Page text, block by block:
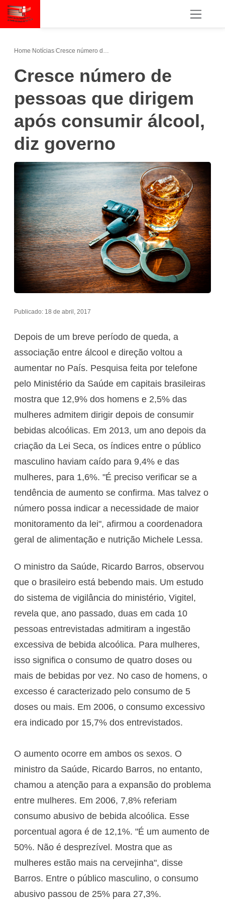
Home/Notícias/
Cresce número de
pessoas que dirigem
após consumir álcool,
diz governo
Publicado: 18 de abril, 2017
Depois de um breve período de queda, a
associação entre álcool e direção voltou a
aumentar no País. Pesquisa feita por telefone
pelo Ministério da Saúde em capitais brasileiras
mostra que 12,9% dos homens e 2,5% das
mulheres admitem dirigir depois de consumir
bebidas alcoólicas. Em 2013, um ano depois da
criação da Lei Seca, os índices entre o público
masculino haviam caído para 9,4% e das
mulheres, para 1,6%. "É preciso verificar se a
tendência de aumento se confirma. Mas talvez o
número possa indicar a necessidade de maior
monitoramento da lei", afirmou a coordenadora
geral de alimentação e nutrição Michele Lessa.
O ministro da Saúde, Ricardo Barros, observou
que o brasileiro está bebendo mais. Um estudo
do sistema de vigilância do ministério, Vigitel,
revela que, ano passado, duas em cada 10
pessoas entrevistadas admitiram a ingestão
excessiva de bebida alcoólica. Para mulheres,
isso significa o consumo de quatro doses ou
mais de bebidas por vez. No caso de homens, o
excesso é caracterizado pelo consumo de 5
doses ou mais. Em 2006, o consumo excessivo
era indicado por 15,7% dos entrevistados.
O aumento ocorre em ambos os sexos. O
ministro da Saúde, Ricardo Barros, no entanto,
chamou a atenção para a expansão do problema
entre mulheres. Em 2006, 7,8% referiam
consumo abusivo de bebida alcoólica. Esse
porcentual agora é de 12,1%. "É um aumento de
50%. Não é desprezível. Mostra que as
mulheres estão mais na cervejinha", disse
Barros. Entre o público masculino, o consumo
abusivo passou de 25% para 27,3%.